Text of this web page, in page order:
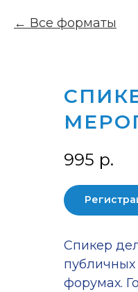
Все форматы
995 р.
Спикер
форумах.